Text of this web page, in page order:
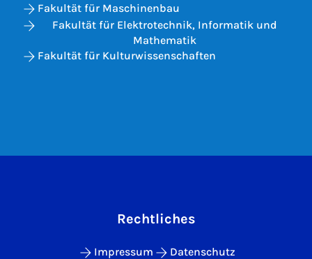
Fakultät für Maschinenbau
Fakultät für Elektrotechnik, Informatik und
Mathematik
Fakultät für Kulturwissenschaften
Rechtliches
Impressum
Datenschutz